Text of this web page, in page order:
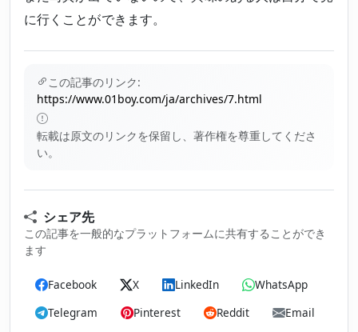
に行くことができます。
この記事のリンク:
https://www.01boy.com/ja/archives/7.html
転載は原文のリンクを保留し、著作権を尊重してくださ
い。
シェア先
この記事を一般的なプラットフォームに共有することができ
ます
Facebook X LinkedIn
WhatsApp
Telegram
Pinterest Reddit
Email